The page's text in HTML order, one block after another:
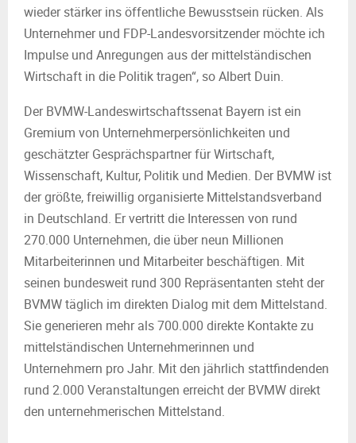
wieder stärker ins öffentliche Bewusstsein rücken. Als
Unternehmer und FDP-Landesvorsitzender möchte ich
Impulse und Anregungen aus der mittelständischen
Wirtschaft in die Politik tragen“, so Albert Duin.
Der BVMW-Landeswirtschaftssenat Bayern ist ein
Gremium von Unternehmerpersönlichkeiten und
geschätzter Gesprächspartner für Wirtschaft,
Wissenschaft, Kultur, Politik und Medien. Der BVMW ist
der größte, freiwillig organisierte Mittelstandsverband
in Deutschland. Er vertritt die Interessen von rund
270.000 Unternehmen, die über neun Millionen
Mitarbeiterinnen und Mitarbeiter beschäftigen. Mit
seinen bundesweit rund 300 Repräsentanten steht der
BVMW täglich im direkten Dialog mit dem Mittelstand.
Sie generieren mehr als 700.000 direkte Kontakte zu
mittelständischen Unternehmerinnen und
Unternehmern pro Jahr. Mit den jährlich stattfindenden
rund 2.000 Veranstaltungen erreicht der BVMW direkt
den unternehmerischen Mittelstand.